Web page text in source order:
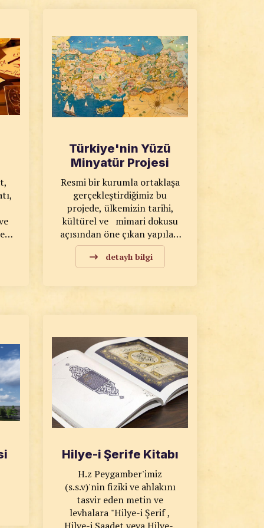
dikkatle sürecek ve
sürdürmeye devam edecektir.
“Usta Eller”in serüvenini
kaçırmayın.
Türkiye'nin Yüzü
Minyatür Projesi
Resmi bir kurumla ortaklaşa
gerçekleştirdiğimiz bu
projede, ülkemizin tarihi,
kültürel ve mimari dokusu
açısından öne çıkan yapıları
konu edilmektedir. Klasik
sanatlarımız uygulanarak
hazırlanmıştır.
detaylı bilgi
Hilye-i Şerife Kitabı
H.z Peygamber'imiz
(s.s.v)'nin fiziki ve ahlakını
tasvir eden metin ve
levhalara "Hilye-i Şerif ,